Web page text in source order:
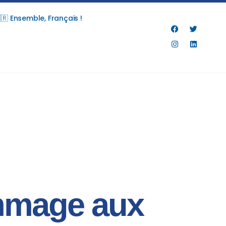
Ensemble, Français !
aux